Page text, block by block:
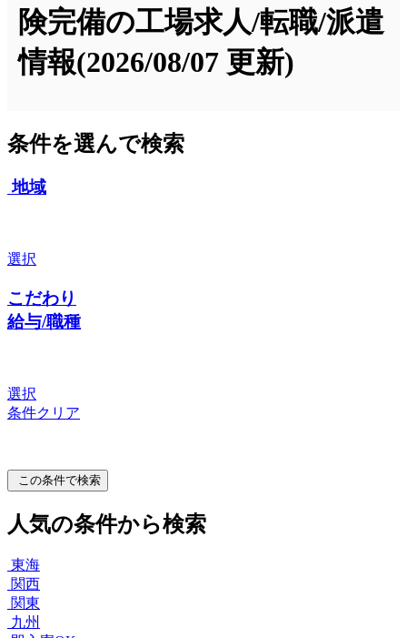
険完備の工場求人/転職/派遣
情報(2026/08/07 更新)
条件を選んで検索
地域
選択
こだわり
給与/職種
選択
条件クリア
この条件で検索
人気の条件から検索
東海
関西
関東
九州